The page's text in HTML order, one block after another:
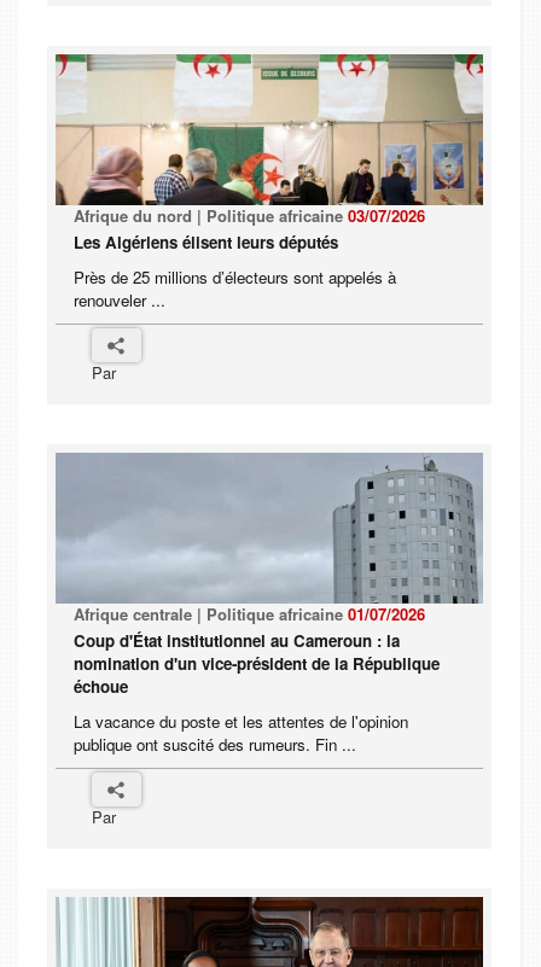
Afrique du nord | Politique africaine 03/07/2026
Les Algériens élisent leurs députés
Près de 25 millions d’électeurs sont appelés à
renouveler ...
Par
Afrique centrale | Politique africaine 01/07/2026
Coup d'État institutionnel au Cameroun : la
nomination d'un vice-président de la République
échoue
La vacance du poste et les attentes de l'opinion
publique ont suscité des rumeurs. Fin ...
Par